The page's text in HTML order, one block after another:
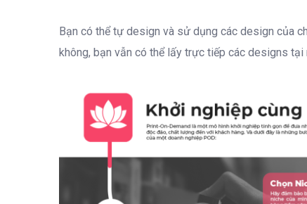
Bạn có thể tự design và sử dụng các design của
không, bạn vẫn có thể lấy trực tiếp các designs